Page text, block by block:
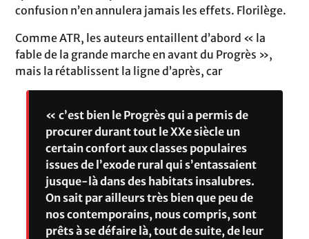
confusion n’en annulera jamais les effets. Florilège.
Comme ATR, les auteurs entaillent d’abord « la
fable de la grande marche en avant du Progrès »,
mais la rétablissent la ligne d’après, car
« c’est bien le Progrès qui a permis de
procurer durant tout le XXe siècle un
certain confort aux classes populaires
issues de l’exode rural qui s’entassaient
jusque-là dans des habitats insalubres.
On sait par ailleurs très bien que peu de
nos contemporains, nous compris, sont
prêts à se défaire là, tout de suite, de leur